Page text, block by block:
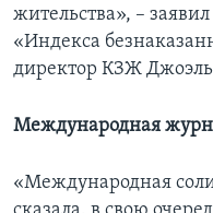
жительства», –
«Индекса
директор КЗЖ
Международная
«Международная